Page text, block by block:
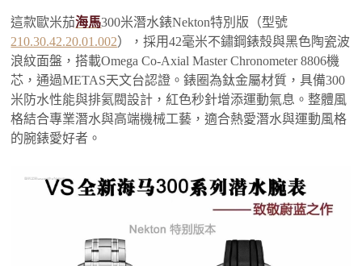
這款歐米茄海馬300米潛水錶Nekton特別版（型號
210.30.42.20.01.002），採用42毫米不鏽鋼錶殼與黑色陶瓷波
浪紋面盤，搭載Omega Co-Axial Master Chronometer 8806機
芯，通過METAS天文台認證。錶圈為鈦金屬材質，具備300
米防水性能與排氦閥設計，紅色秒針增添運動氣息。整體風
格結合專業潛水與高端機械工藝，適合熱愛潛水與運動風格
的腕錶愛好者。